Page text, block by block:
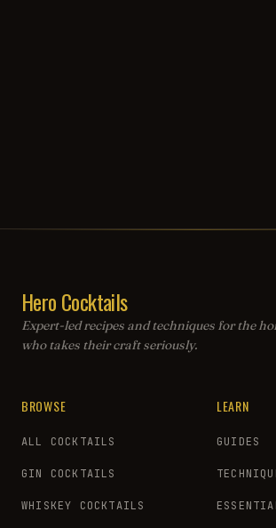
Hero Cocktails
Expert-led recipes and techniques for the
who takes their craft seriously.
BROWSE
ALL COCKTAILS
GIN COCKTAILS
WHISKEY COCKTAILS
LEARN
GUIDES